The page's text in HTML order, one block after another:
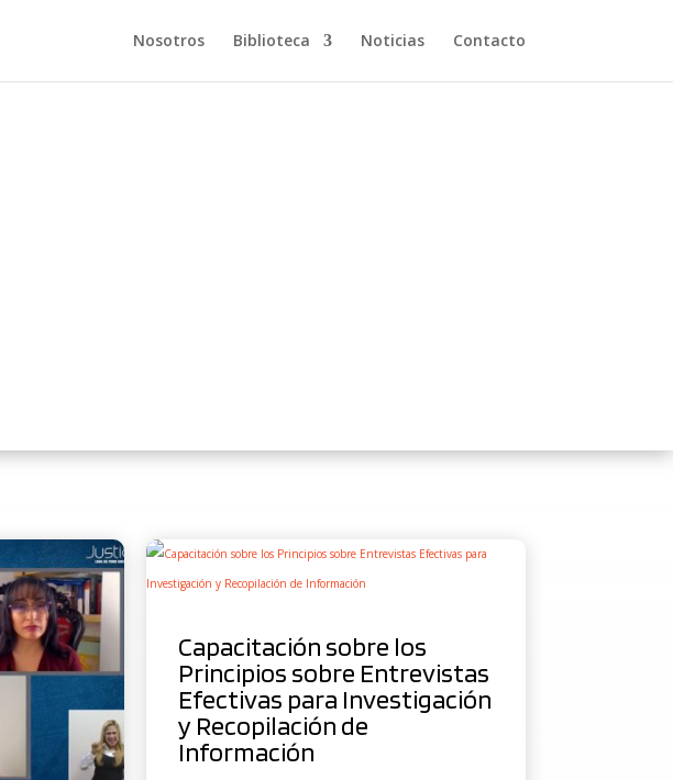
Nosotros Biblioteca Noticias Contacto
Capacitación sobre los
Principios sobre Entrevistas
Efectivas para Investigación
y Recopilación de
Información